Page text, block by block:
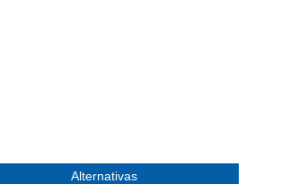
Alternativas